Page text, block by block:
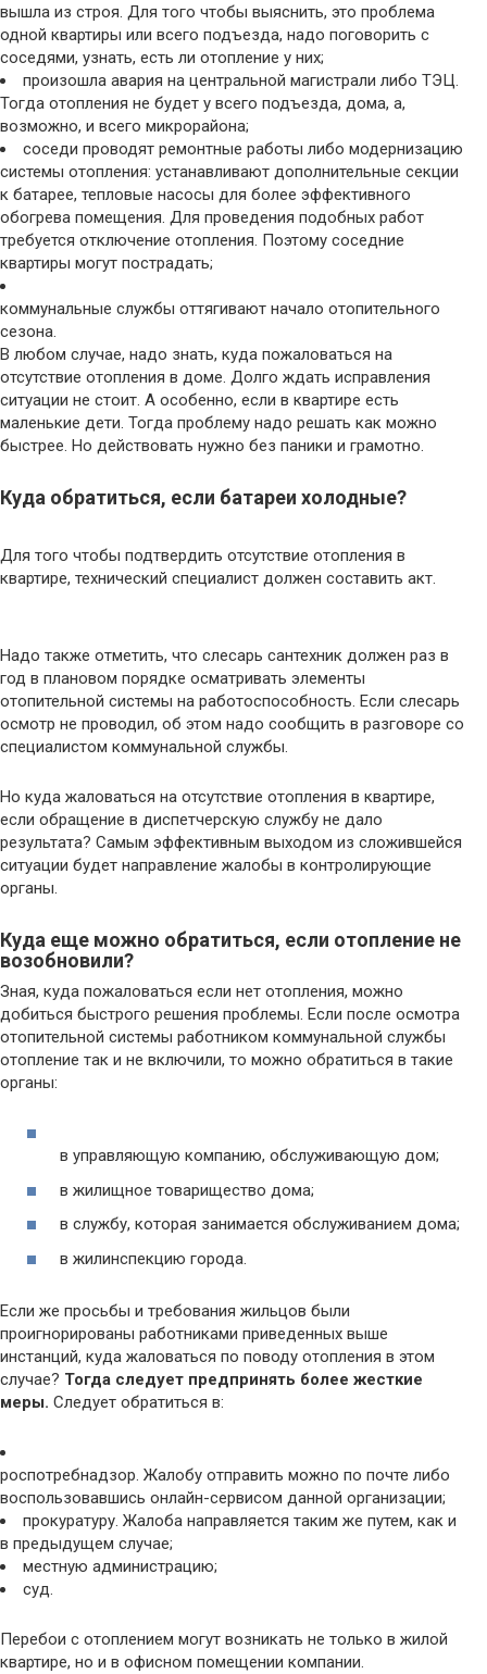
вышла из строя. Для того чтобы выяснить, это проблема
одной квартиры или всего подъезда, надо поговорить с
соседями, узнать, есть ли отопление у них;
произошла авария на центральной магистрали либо ТЭЦ.
Тогда отопления не будет у всего подъезда, дома, а,
возможно, и всего микрорайона;
соседи проводят ремонтные работы либо модернизацию
системы отопления: устанавливают дополнительные секции
к батарее, тепловые насосы для более эффективного
обогрева помещения. Для проведения подобных работ
требуется отключение отопления. Поэтому соседние
квартиры могут пострадать;
коммунальные службы оттягивают начало отопительного
сезона.
В любом случае, надо знать, куда пожаловаться на
отсутствие отопления в доме. Долго ждать исправления
ситуации не стоит. А особенно, если в квартире есть
маленькие дети. Тогда проблему надо решать как можно
быстрее. Но действовать нужно без паники и грамотно.
Куда обратиться, если батареи холодные?
Для того чтобы подтвердить отсутствие отопления в
квартире, технический специалист должен составить акт.
Надо также отметить, что слесарь сантехник должен раз в
год в плановом порядке осматривать элементы
отопительной системы на работоспособность. Если слесарь
осмотр не проводил, об этом надо сообщить в разговоре со
специалистом коммунальной службы.
Но куда жаловаться на отсутствие отопления в квартире,
если обращение в диспетчерскую службу не дало
результата? Самым эффективным выходом из сложившейся
ситуации будет направление жалобы в контролирующие
органы.
Куда еще можно обратиться, если отопление не
возобновили?
Зная, куда пожаловаться если нет отопления, можно
добиться быстрого решения проблемы. Если после осмотра
отопительной системы работником коммунальной службы
отопление так и не включили, то можно обратиться в такие
органы:
в управляющую компанию, обслуживающую дом;
в жилищное товарищество дома;
в службу, которая занимается обслуживанием дома;
в жилинспекцию города.
Если же просьбы и требования жильцов были
проигнорированы работниками приведенных выше
инстанций, куда жаловаться по поводу отопления в этом
случае? Тогда следует предпринять более жесткие
меры. Следует обратиться в:
роспотребнадзор. Жалобу отправить можно по почте либо
воспользовавшись онлайн-сервисом данной организации;
прокуратуру. Жалоба направляется таким же путем, как и
в предыдущем случае;
местную администрацию;
суд.
Перебои с отоплением могут возникать не только в жилой
квартире, но и в офисном помещении компании.